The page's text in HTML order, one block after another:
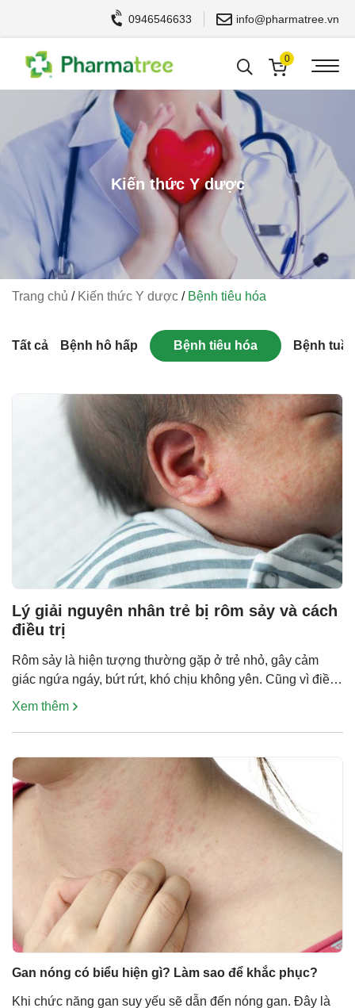
0946546633 info@pharmatree.vn
0
Kiến thức Y dược
Trang chủ / Kiến thức Y dược / Bệnh tiêu hóa
Tất cả Bệnh hô hấp Bệnh tiêu hóa Bệnh
Lý giải nguyên nhân trẻ bị rôm sảy và cách
điều trị
Rôm sảy là hiện tượng thường gặp ở trẻ nhỏ, gây cảm
giác ngứa ngáy, bứt rứt, khó chịu không yên. Cũng vì điều
này mà các bậc cha mẹ rất quan tâm đến lý do và cách xử
[…]
Xem thêm
Gan nóng có biểu hiện gì? Làm sao để khắc phục?
Khi chức năng gan suy yếu sẽ dẫn đến nóng gan. Đây là